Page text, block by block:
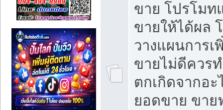
ขาย โปรโมท
ขายให้ได้ผล
วางแผนการ
ขายไม่ดีควร
ตกเกิดจากอะ
ยอดขาย ขาย